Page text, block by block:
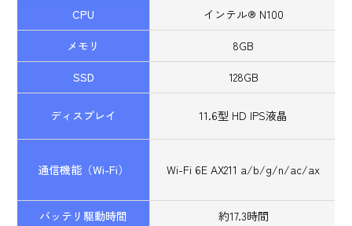
CPU
インテル® N100
メモリ
8GB
SSD
128GB
ディスプレイ 11.6型 HD IPS液晶
通信機能（Wi-Fi） Wi-Fi 6E AX211 a/b/g/n/ac/ax
バッテリ駆動時間 約17.3時間